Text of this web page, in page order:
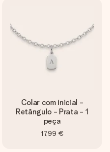
Colar com inicial -
Retângulo - Prata - 1
peça
17,99 €